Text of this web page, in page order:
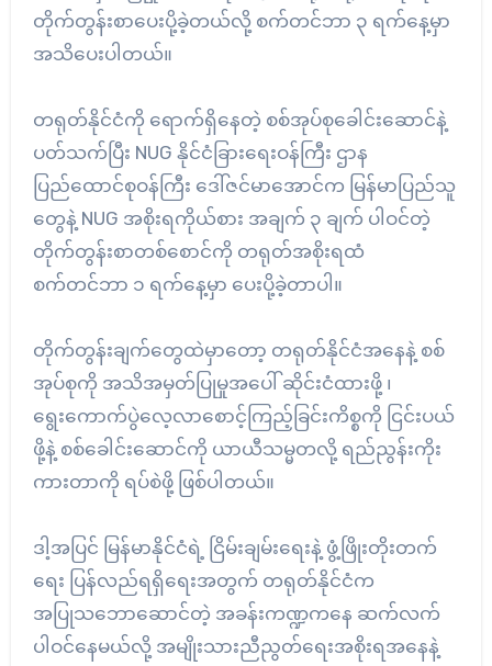
တိုက်တွန်းစာပေးပို့ခဲ့တယ်လို့ စက်တင်ဘာ ၃ ရက်နေ့မှာ
အသိပေးပါတယ်။
တရုတ်နိုင်ငံကို ရောက်ရှိနေတဲ့ စစ်အုပ်စုခေါင်းဆောင်နဲ့
ပတ်သက်ပြီး NUG နိုင်ငံခြားရေးဝန်ကြီး ဌာန
ပြည်ထောင်စုဝန်ကြီး ဒေါ်ဇင်မာအောင်က မြန်မာပြည်သူ
တွေနဲ့ NUG အစိုးရကိုယ်စား အချက် ၃ ချက် ပါဝင်တဲ့
တိုက်တွန်းစာတစ်စောင်ကို တရုတ်အစိုးရထံ
စက်တင်ဘာ ၁ ရက်နေ့မှာ ပေးပို့ခဲ့တာပါ။
တိုက်တွန်းချက်တွေထဲမှာတော့ တရုတ်နိုင်ငံအနေနဲ့ စစ်
အုပ်စုကို အသိအမှတ်ပြုမှုအပေါ် ဆိုင်းငံထားဖို့ ၊
ရွေးကောက်ပွဲလေ့လာစောင့်ကြည့်ခြင်းကိစ္စကို ငြင်းပယ်
ဖို့နဲ့ စစ်ခေါင်းဆောင်ကို ယာယီသမ္မတလို့ ရည်ညွန်းကိုး
ကားတာကို ရပ်စဲဖို့ ဖြစ်ပါတယ်။
ဒါ့အပြင် မြန်မာနိုင်ငံရဲ့ ငြိမ်းချမ်းရေးနဲ့ ဖွံ့ဖြိုးတိုးတက်
ရေး ပြန်လည်ရရှိရေးအတွက် တရုတ်နိုင်ငံက
အပြုသဘောဆောင်တဲ့ အခန်းကဏ္ဍကနေ ဆက်လက်
ပါဝင်နေမယ်လို့ အမျိုးသားညီညွတ်ရေးအစိုးရအနေနဲ့